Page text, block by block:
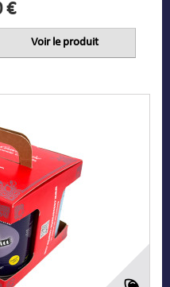
€
Voir le produit